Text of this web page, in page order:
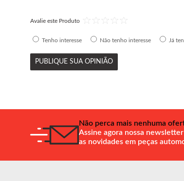
Avalie este Produto
Tenho interesse Não tenho interesse Já
PUBLIQUE SUA OPINIÃO
Não perca mais nenhuma
Assine agora nossa
as novidades em peças